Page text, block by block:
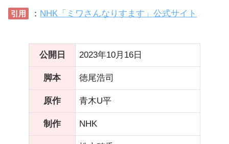
引用 ： NHK「ミワさんなりすます」公式サイト
公開日 2023年10月16日
脚本 徳尾浩司
原作 青木U平
制作 NHK